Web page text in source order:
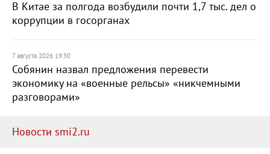
В Китае за полгода возбудили почти 1,7 тыс. дел о
коррупции в госорганах
7 августа 2026 19:30
Собянин назвал предложения перевести
экономику на «военные рельсы» «никчемными
разговорами»
Новости smi2.ru